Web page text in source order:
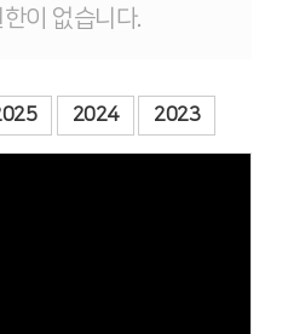
이 없습니다.
2024 2023